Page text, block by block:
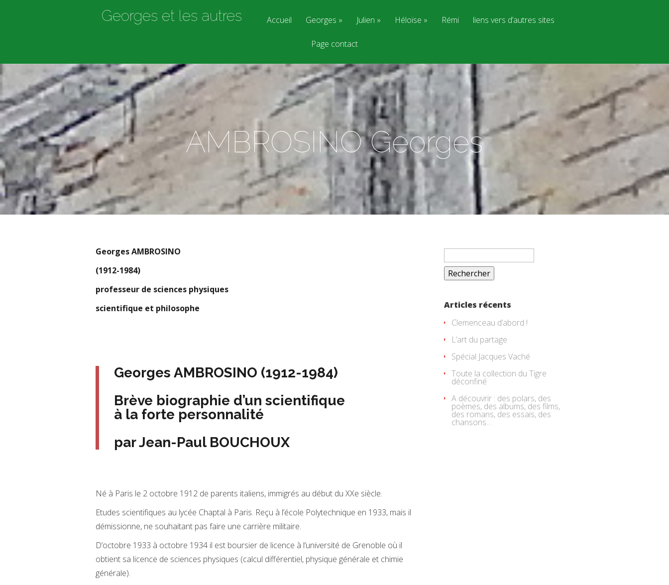
Georges et les autres Accueil Georges Julien Héloïse Rémi liens vers d’autres sites
Page contact
AMBROSINO Georges
Georges AMBROSINO
(1912-1984)
professeur de sciences physiques
scientifique et philosophe
Georges AMBROSINO (1912-1984)
Brève biographie d’un scientifique
à la forte personnalité
par Jean-Paul BOUCHOUX
Né à Paris le 2 octobre 1912 de parents italiens, immigrés au début du XXe siècle.
Etudes scientifiques au lycée Chaptal à Paris. Reçu à l’école Polytechnique en 1933, mais il
démissionne, ne souhaitant pas faire une carrière militaire.
D’octobre 1933 à octobre 1934 il est boursier de licence à l’université de Grenoble où il
obtient sa licence de sciences physiques (calcul différentiel, physique générale et chimie
générale).
Rechercher :
Articles récents
Clemenceau d’abord !
L’art du partage
Spécial Jacques Vaché
Toute la collection du Tigre
déconfiné
A découvrir : des polars, des
poèmes, des albums, des films,
des romans, des essais, des
chansons…